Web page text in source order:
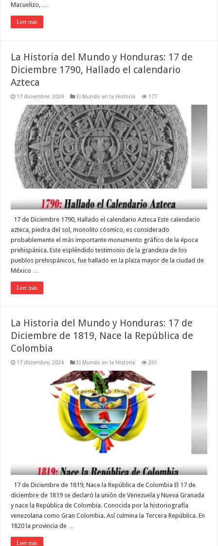
Macuelizo, …
Leer más
La Historia del Mundo y Honduras: 17 de
Diciembre 1790, Hallado el calendario
Azteca
17 diciembre, 2024 El Mundo en la Historia 177
17 de Diciembre 1790, Hallado el calendario Azteca Este calendario
azteca, piedra del sol, monolito cósmico, es considerado
probablemente el más importante monumento gráfico de la época
prehispánica. Este espléndido testimonio de la grandeza de los
pueblos prehispánicos, fue hallado en la plaza mayor de la ciudad de
México …
Leer más
La Historia del Mundo y Honduras: 17 de
Diciembre de 1819, Nace la República de
Colombia
17 diciembre, 2024 El Mundo en la Historia 201
17 de Diciembre de 1819, Nace la República de Colombia El 17 de
diciembre de 1819 se declaró la unión de Venezuela y Nueva Granada
y nace la República de Colombia. Conocida por la historiografía
venezolana como Gran Colombia. Así culmina la Tercera República. En
1820 la provincia de …
Leer más